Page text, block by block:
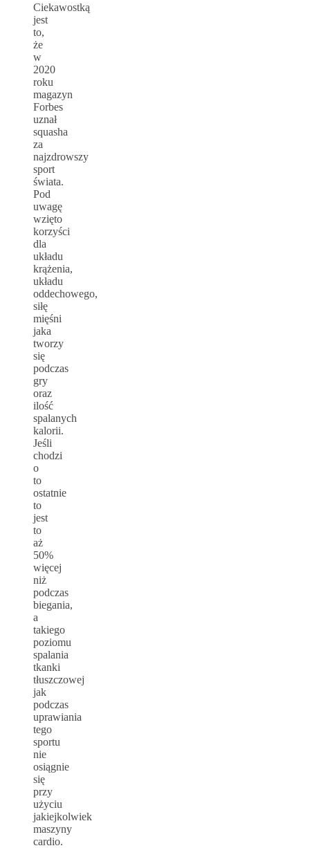
Ciekawostką
jest
to,
że
w
2020
roku
magazyn
Forbes
uznał
squasha
za
najzdrowszy
sport
świata.
Pod
uwagę
wzięto
korzyści
dla
układu
krążenia,
układu
oddechowego,
siłę
mięśni
jaka
tworzy
się
podczas
gry
oraz
ilość
spalanych
kalorii.
Jeśli
chodzi
o
to
ostatnie
to
jest
to
aż
50%
więcej
niż
podczas
biegania,
a
takiego
poziomu
spalania
tkanki
tłuszczowej
jak
podczas
uprawiania
tego
sportu
nie
osiągnie
się
przy
użyciu
jakiejkolwiek
maszyny
cardio.